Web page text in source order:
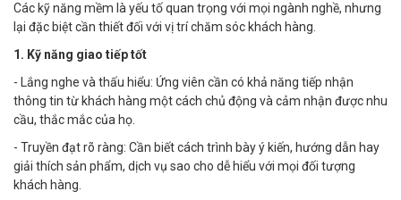
Các kỹ năng mềm là yếu tố quan trọng với mọi ngành nghề, nhưng
lại đặc biệt cần thiết đối với vị trí chăm sóc khách hàng.
1. Kỹ năng giao tiếp tốt
- Lắng nghe và thấu hiểu: Ứng viên cần có khả năng tiếp nhận
thông tin từ khách hàng một cách chủ động và cảm nhận được nhu
cầu, thắc mắc của họ.
- Truyền đạt rõ ràng: Cần biết cách trình bày ý kiến, hướng dẫn hay
giải thích sản phẩm, dịch vụ sao cho dễ hiểu với mọi đối tượng
khách hàng.